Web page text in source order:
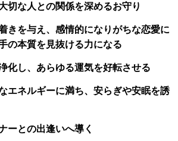
切な人との関係を深めるお守り
きを与え、感情的になりがちな恋愛に
の本質を見抜ける力になる
化し、あらゆる運気を好転させる
エネルギーに満ち、安らぎや安眠を誘
ーとの出逢いへ導く